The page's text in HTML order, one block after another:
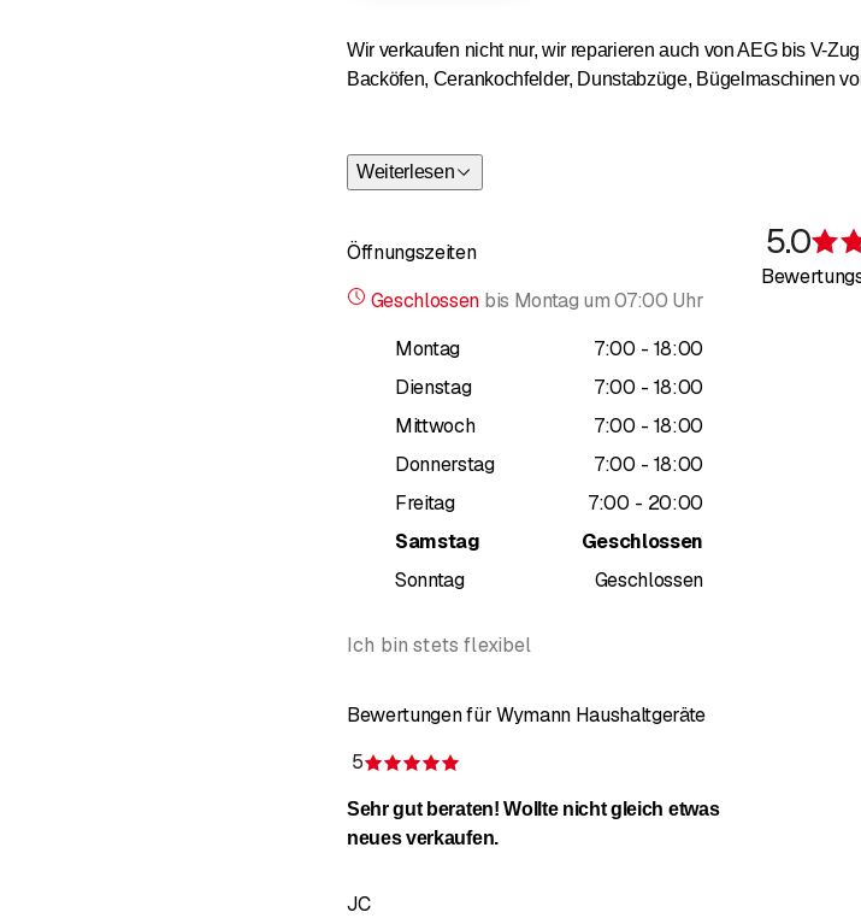
Wir verkaufen nicht nur, wir reparieren auch von AEG bis V-
Backöfen, Cerankochfelder, Dunstabzüge, Bügelmaschinen
Weiterlesen
Öffnungszeiten
Geschlossen bis Montag um 07:00 Uhr
Montag
7:00 - bis
18:00
Dienstag
7:00 - bis
18:00
Mittwoch
7:00 - bis
18:00
Donnerstag
7:00 - bis
18:00
Freitag
7:00 - bis
20:00
Samstag
Geschlossen
Sonntag
Geschlossen
Ich bin stets flexibel
5.0
Bewertungen für Wymann Haushaltgeräte
5
Sehr gut beraten! Wollte nicht gleich etwas
neues verkaufen.
JC